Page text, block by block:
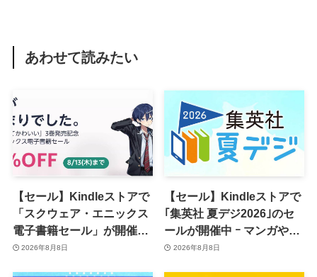
あわせて読みたい
【セール】Kindleストアで
「スクウェア・エニックス
電子書籍セール」が開催中
ｰ コミックやゲーム関連書
2026年8月8日
【セール】Kindleストアで
｢集英社 夏デジ2026｣のセ
ールが開催中 ｰ マンガや写
真集など1,000冊以上が
2026年8月8日